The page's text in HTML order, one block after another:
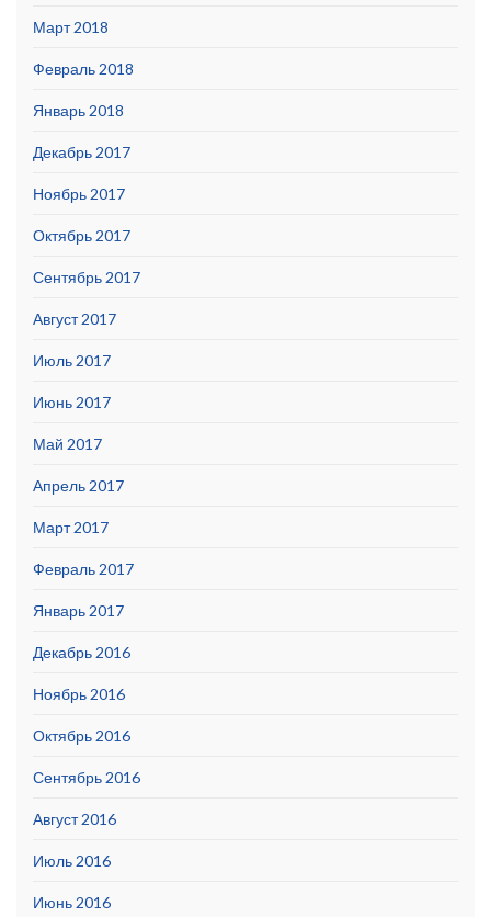
Март 2018
Февраль 2018
Январь 2018
Декабрь 2017
Ноябрь 2017
Октябрь 2017
Сентябрь 2017
Август 2017
Июль 2017
Июнь 2017
Май 2017
Апрель 2017
Март 2017
Февраль 2017
Январь 2017
Декабрь 2016
Ноябрь 2016
Октябрь 2016
Сентябрь 2016
Август 2016
Июль 2016
Июнь 2016